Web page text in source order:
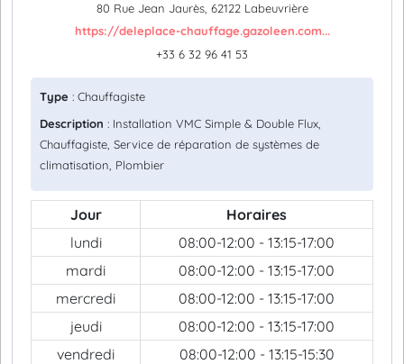
80 Rue Jean Jaurès, 62122 Labeuvrière
https://deleplace-chauffage.gazoleen.com...
+33 6 32 96 41 53
Type : Chauffagiste
Description : Installation VMC Simple & Double Flux,
Chauffagiste, Service de réparation de systèmes de
climatisation, Plombier
Jour
Horaires
lundi
08:00-12:00 - 13:15-17:00
mardi
08:00-12:00 - 13:15-17:00
mercredi
08:00-12:00 - 13:15-17:00
jeudi
08:00-12:00 - 13:15-17:00
vendredi
08:00-12:00 - 13:15-15:30